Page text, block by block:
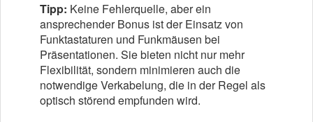
Tipp: Keine Fehlerquelle, aber ein
ansprechender Bonus ist der Einsatz von
Funktastaturen und Funkmäusen bei
Präsentationen. Sie bieten nicht nur mehr
Flexibilität, sondern minimieren auch die
notwendige Verkabelung, die in der Regel als
optisch störend empfunden wird.